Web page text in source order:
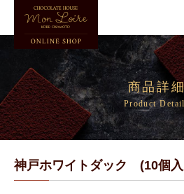
商品詳
Product
神戸ホワイトダック (10個